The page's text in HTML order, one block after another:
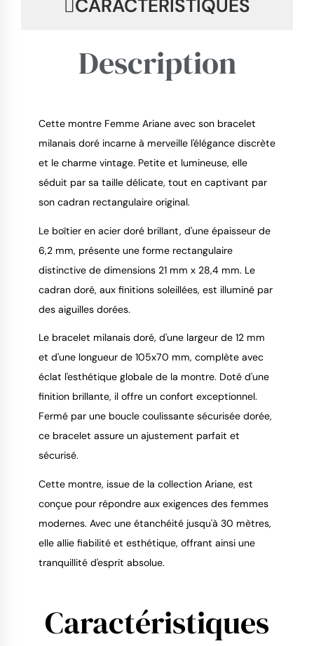
9.4
CARACTÉRISTIQUES
Description
Cette montre Femme Ariane avec son bracelet
milanais doré incarne à merveille l'élégance discrète
et le charme vintage. Petite et lumineuse, elle
séduit par sa taille délicate, tout en captivant par
son cadran rectangulaire original.
Le boîtier en acier doré brillant, d'une épaisseur de
6,2 mm, présente une forme rectangulaire
distinctive de dimensions 21 mm x 28,4 mm. Le
cadran doré, aux finitions soleillées, est illuminé par
des aiguilles dorées.
Le bracelet milanais doré, d'une largeur de 12 mm
et d'une longueur de 105x70 mm, complète avec
éclat l'esthétique globale de la montre. Doté d'une
finition brillante, il offre un confort exceptionnel.
Fermé par une boucle coulissante sécurisée dorée,
ce bracelet assure un ajustement parfait et
sécurisé.
Cette montre, issue de la collection Ariane, est
conçue pour répondre aux exigences des femmes
modernes. Avec une étanchéité jusqu'à 30 mètres,
elle allie fiabilité et esthétique, offrant ainsi une
tranquillité d'esprit absolue.
Caractéristiques